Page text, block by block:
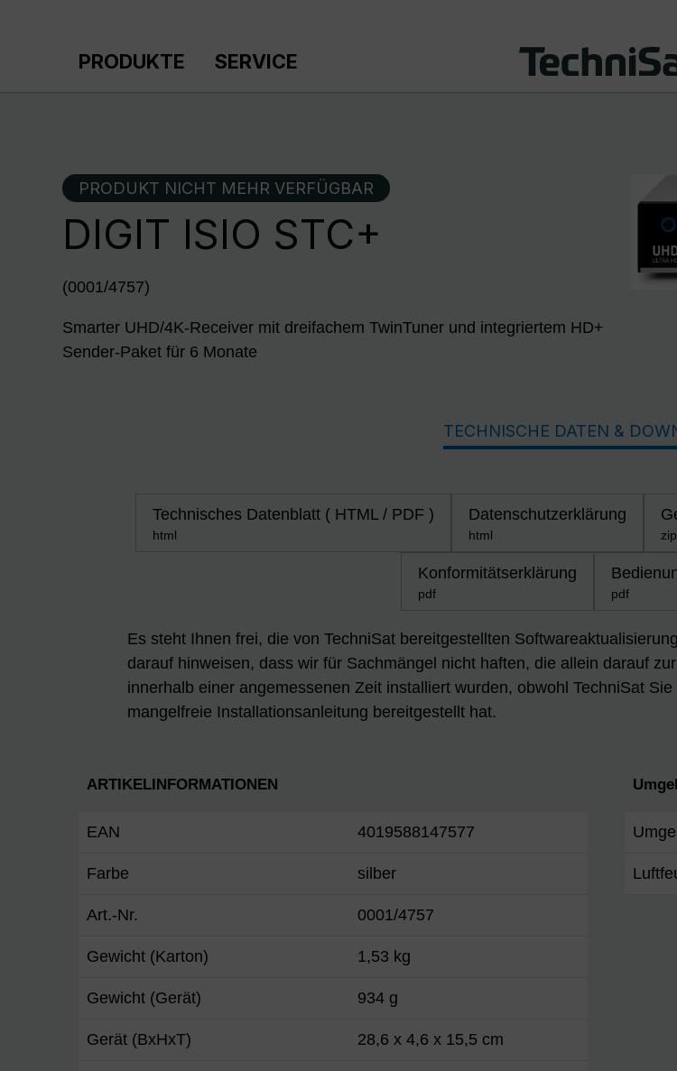
PRODUKTE SERVICE
PRODUKT NICHT MEHR VERFÜGBAR
DIGIT ISIO STC+
(0001/4757)
Smarter UHD/4K-Receiver mit dreifachem TwinTuner und integriertem HD+
Sender-Paket für 6 Monate
TECHNISCHE DATEN &
Technisches Datenblatt ( HTML / PDF )
html
Datenschutzerklärung
html zip
Konformitätserklärung
pdf pdf
Es steht Ihnen frei, die von TechniSat bereitgestellten
darauf hinweisen, dass wir für Sachmängel nicht haften, die allein darauf
innerhalb einer angemessenen Zeit installiert wurden, obwohl TechniSat
mangelfreie Installationsanleitung bereitgestellt hat.
ARTIKELINFORMATIONEN
EAN 4019588147577
Farbe silber
Art.-Nr. 0001/4757
Gewicht (Karton) 1,53 kg
Gewicht (Gerät) 934 g
Gerät (BxHxT) 28,6 x 4,6 x 15,5 cm